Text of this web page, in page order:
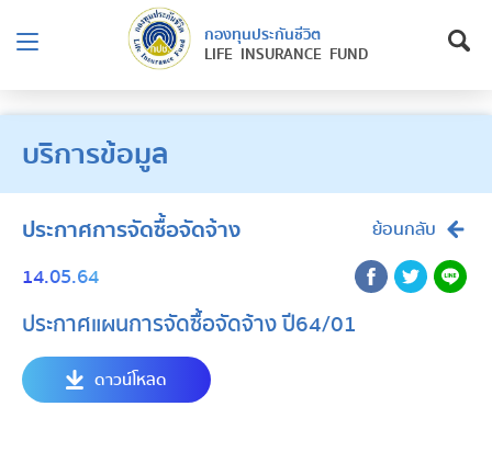
กองทุนประกันชีวิต
LIFE INSURANCE FUND
บริการข้อมูล
ประกาศการจัดซื้อจัดจ้าง ย้อนกลับ
14.05.64
ประกาศแผนการจัดซื้อจัดจ้าง ปี64/01
ดาวน์โหลด